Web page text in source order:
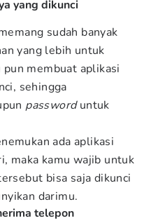
yang dikunci
sudah banyak
yang lebih untuk
membuat aplikasi
sehingga
passworduntuk
ada aplikasi
maka kamu wajib untuk
bisa saja dikunci
darimu.
telepon